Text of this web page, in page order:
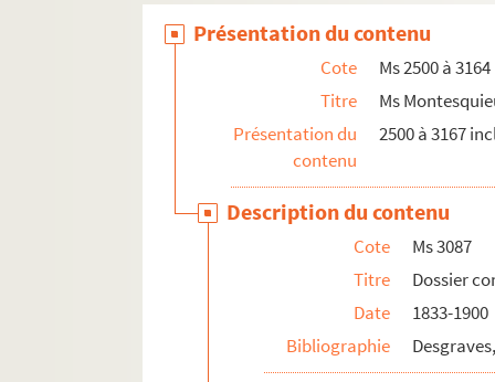
Ms 3097. Liasse contenant divers titres et
Ms 3098. Lettres du XIXe siècle adressées
Ms 3099. Lettres du XIXe siècle adressées
Ms 3100. Lettres adressées au baron et à
Ms 3102. Coupures de presse du XIXe
Ms 3103. Coupures de presse du XIXe
Présentation du contenu
Cote
Ms 2500 à 3164
Titre
Ms
Présentation du
contenu
2500 à 3167
Description du contenu
Cote
Ms 3087
Titre
Dossier
Date
1833-1900
Bibliographie